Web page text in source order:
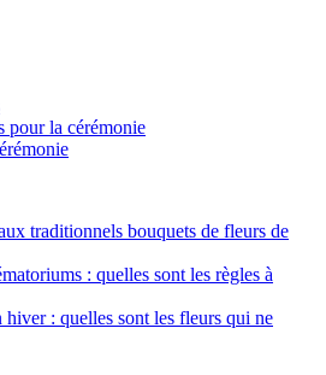
pour la cérémonie
traditionnels bouquets de fleurs de
: quelles sont les règles à
: quelles sont les fleurs qui ne